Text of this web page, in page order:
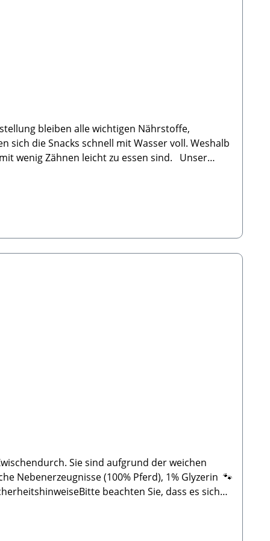
bleiben alle wichtigen Nährstoffe,
die Snacks schnell mit Wasser voll. Weshalb
wenig Zähnen leicht zu essen sind. Unser
Name schon sagt, wird das Pferde Fleisch
höher ist. 🐾Zusammensetzung: 100%
Sie sind aufgrund der weichen
(100% Pferd), 1% Glyzerin 🐾
hergestelltes Produkt. Daher können Form,